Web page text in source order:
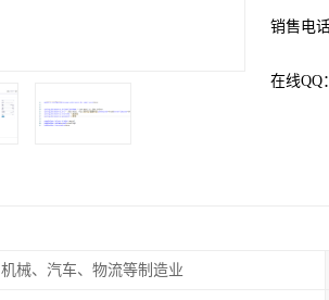
销售电话
在线QQ：
机械、汽车、物流等制造业